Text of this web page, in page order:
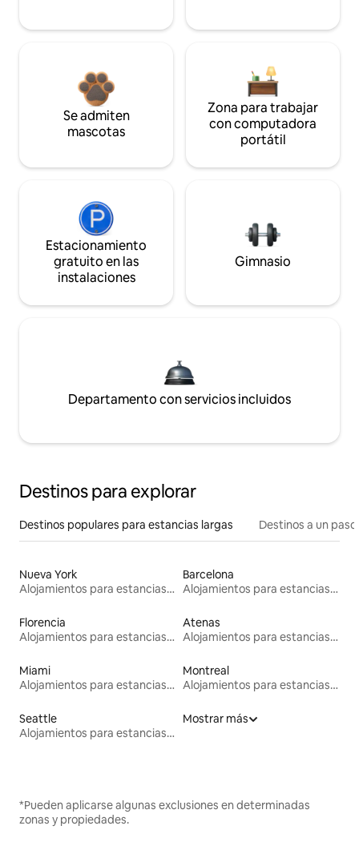
Se admiten
mascotas
Zona para trabajar
con computadora
portátil
Estacionamiento
gratuito en las
instalaciones
Gimnasio
Departamento con servicios incluidos
Destinos para explorar
Destinos populares para estancias largas Destinos a un
Nueva York
Alojamientos para estancias largas
Barcelona
Alojamientos para estancias largas
Florencia
Alojamientos para estancias largas
Atenas
Alojamientos para estancias largas
Miami
Alojamientos para estancias largas
Montreal
Alojamientos para estancias largas
Seattle
Alojamientos para estancias largas
Mostrar más
*Pueden aplicarse algunas exclusiones en determinadas
zonas y propiedades.